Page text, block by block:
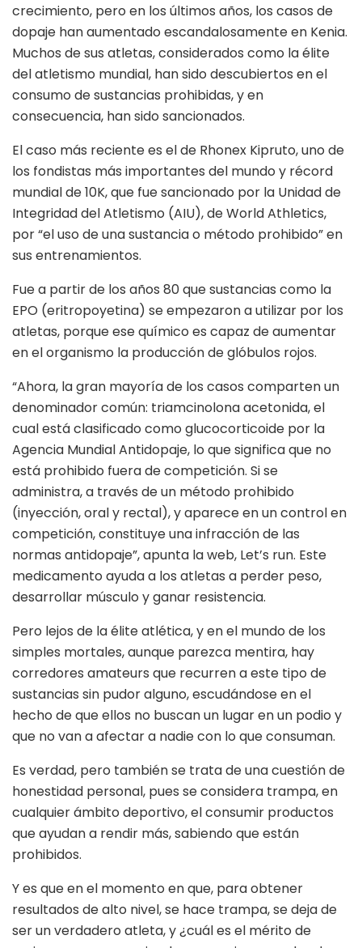
crecimiento, pero en los últimos años, los casos de
dopaje han aumentado escandalosamente en Kenia.
Muchos de sus atletas, considerados como la élite
del atletismo mundial, han sido descubiertos en el
consumo de sustancias prohibidas, y en
consecuencia, han sido sancionados.
El caso más reciente es el de Rhonex Kipruto, uno de
los fondistas más importantes del mundo y récord
mundial de 10K, que fue sancionado por la Unidad de
Integridad del Atletismo (AIU), de World Athletics,
por “el uso de una sustancia o método prohibido” en
sus entrenamientos.
Fue a partir de los años 80 que sustancias como la
EPO (eritropoyetina) se empezaron a utilizar por los
atletas, porque ese químico es capaz de aumentar
en el organismo la producción de glóbulos rojos.
“Ahora, la gran mayoría de los casos comparten un
denominador común: triamcinolona acetonida, el
cual está clasificado como glucocorticoide por la
Agencia Mundial Antidopaje, lo que significa que no
está prohibido fuera de competición. Si se
administra, a través de un método prohibido
(inyección, oral y rectal), y aparece en un control en
competición, constituye una infracción de las
normas antidopaje”, apunta la web, Let’s run. Este
medicamento ayuda a los atletas a perder peso,
desarrollar músculo y ganar resistencia.
Pero lejos de la élite atlética, y en el mundo de los
simples mortales, aunque parezca mentira, hay
corredores amateurs que recurren a este tipo de
sustancias sin pudor alguno, escudándose en el
hecho de que ellos no buscan un lugar en un podio y
que no van a afectar a nadie con lo que consuman.
Es verdad, pero también se trata de una cuestión de
honestidad personal, pues se considera trampa, en
cualquier ámbito deportivo, el consumir productos
que ayudan a rendir más, sabiendo que están
prohibidos.
Y es que en el momento en que, para obtener
resultados de alto nivel, se hace trampa, se deja de
ser un verdadero atleta, y ¿cuál es el mérito de